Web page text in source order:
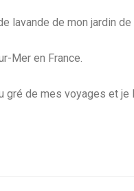
lavande de mon jardin de
Mer en France.
gré de mes voyages et